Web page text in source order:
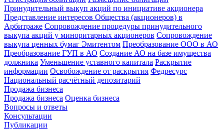
Принудительный выкуп акций по инициативе акционера
Представление интересов Общества (акционеров) в
Арбитраже Сопровождение процедуры принудительного
выкупа акций у миноритарных акционеров Сопровождение
выкупа ценных бумаг Эмитентом Преобразование ООО в АО
Преобразование ГУП в АО Создание АО на базе имущества
должника Уменьшение уставного капитала Раскрытие
информации Освобождение от раскрытия Федресурс
Национальный расчётный депозитарий
Продажа бизнеса
Продажа бизнеса Оценка бизнеса
Вопросы и ответы
Консультации
Публикации